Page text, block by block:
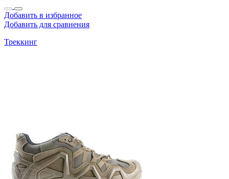
Добавить в избранное
Добавить для сравнения
Треккинг